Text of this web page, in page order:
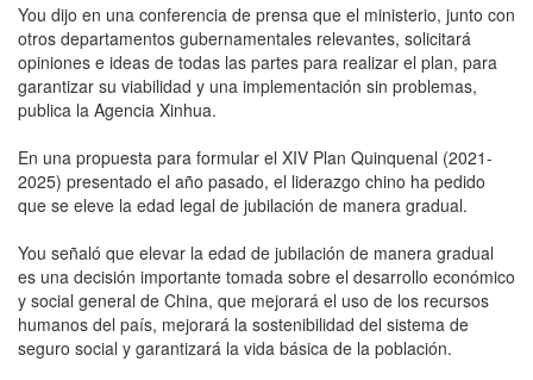
You dijo en una conferencia de prensa que el ministerio, junto con
otros departamentos gubernamentales relevantes, solicitará
opiniones e ideas de todas las partes para realizar el plan, para
garantizar su viabilidad y una implementación sin problemas,
publica la Agencia Xinhua.
En una propuesta para formular el XIV Plan Quinquenal (2021-
2025) presentado el año pasado, el liderazgo chino ha pedido
que se eleve la edad legal de jubilación de manera gradual.
You señaló que elevar la edad de jubilación de manera gradual
es una decisión importante tomada sobre el desarrollo económico
y social general de China, que mejorará el uso de los recursos
humanos del país, mejorará la sostenibilidad del sistema de
seguro social y garantizará la vida básica de la población.